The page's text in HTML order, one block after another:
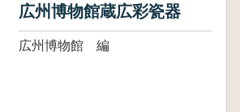
広州博物館蔵広彩瓷器
広州博物館 編